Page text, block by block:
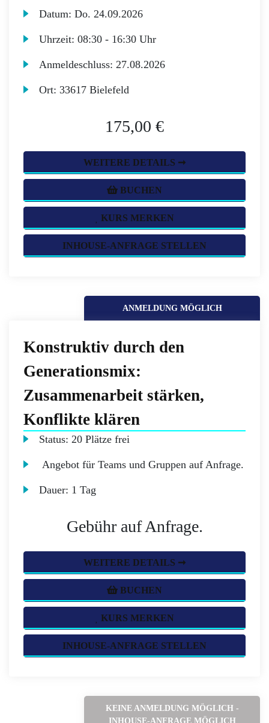
Datum:Do. 24.09.2026
Uhrzeit:08:30 - 16:30 Uhr
Anmeldeschluss:27.08.2026
Ort:33617 Bielefeld
175,00 €
WEITERE DETAILS ➞
BUCHEN
KURS MERKEN
INHOUSE-ANFRAGE STELLEN
ANMELDUNG MÖGLICH
Konstruktiv durch den
Generationsmix:
Zusammenarbeit stärken,
Konflikte klären
Status:20 Plätze frei
Angebot für Teams und Gruppen auf Anfrage.
Dauer: 1 Tag
Gebühr auf Anfrage.
WEITERE DETAILS ➞
BUCHEN
KURS MERKEN
INHOUSE-ANFRAGE STELLEN
KEINE ANMELDUNG MÖGLICH -
INHOUSE-ANFRAGE MÖGLICH